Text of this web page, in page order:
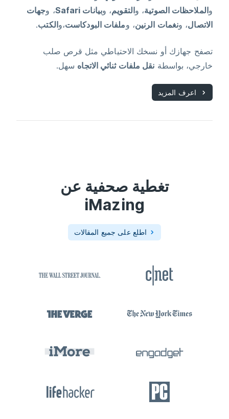
والملاحظات الصوتية، والتقويم، وبيانات Safari ، وجهات
الاتصال، ونغمات الرنين، وملفات البودكاست،والكتب.
تصفح جهازك أو نسخك الاحتياطي مثل قرص صلب
خارجي، بواسطة نقل ملفات ثنائي الاتجاه سهل.
اعرف المزيد
تغطية صحفية عن
iMazing
اطلع على جميع المقالات